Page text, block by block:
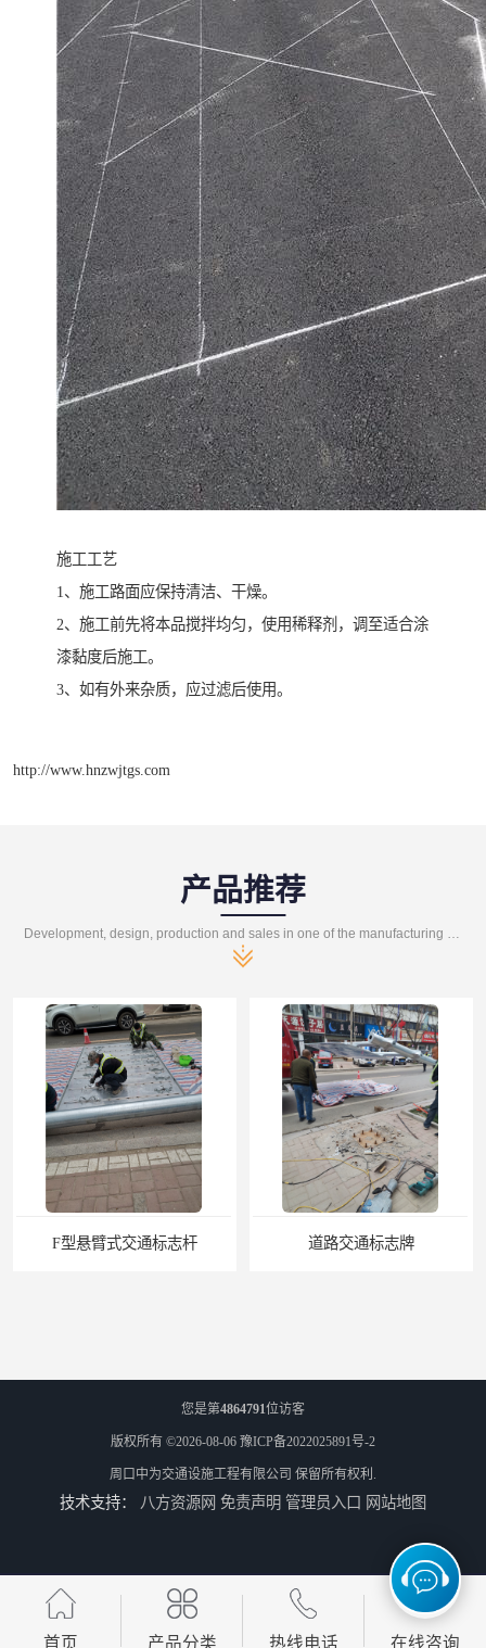
施工工艺
1、施工路面应保持清洁、干燥。
2、施工前先将本品搅拌均匀，使用稀释剂，调至适合涂
漆黏度后施工。
3、如有外来杂质，应过滤后使用。
http://www.hnzwjtgs.com
产品推荐
Development, design, production and sales in one of the manufacturing enterprises
道路交通标志牌 道路交通标志标线
您是第4864791位访客
版权所有 ©2026-08-06 豫ICP备2022025891号-2
周口中为交通设施工程有限公司 保留所有权利.
技术支持： 八方资源网 免责声明 管理员入口 网站地图
首页 产品分类 热线电话 在线咨询